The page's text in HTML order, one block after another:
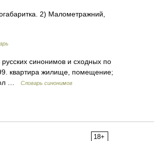
2) Малометражний,
синонимов и сходных по
квартира жилище, помещение;
…
Словарь синонимов
18+